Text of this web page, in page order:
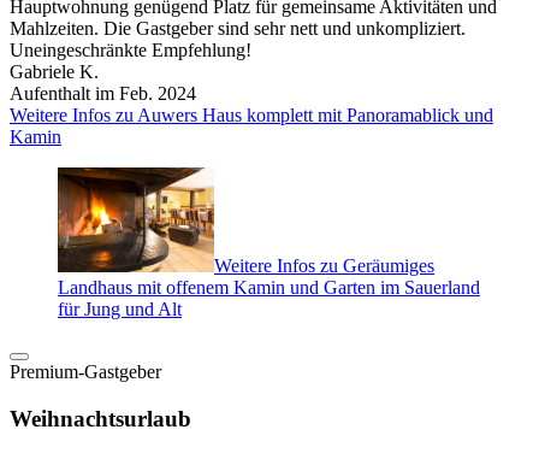
Hauptwohnung genügend Platz für gemeinsame Aktivitäten und
Mahlzeiten. Die Gastgeber sind sehr nett und unkompliziert.
Uneingeschränkte Empfehlung!
Gabriele K.
Aufenthalt im Feb. 2024
Weitere Infos zu Auwers Haus komplett mit Panoramablick und
Kamin
Weitere Infos zu Geräumiges
Landhaus mit offenem Kamin und Garten im Sauerland
für Jung und Alt
Premium-Gastgeber
Weihnachtsurlaub